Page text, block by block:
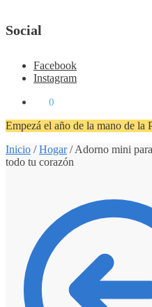
Social
Facebook
Instagram
0
Empezá el año de la mano de la
Inicio /Hogar/Adorno mini
todo tu corazón